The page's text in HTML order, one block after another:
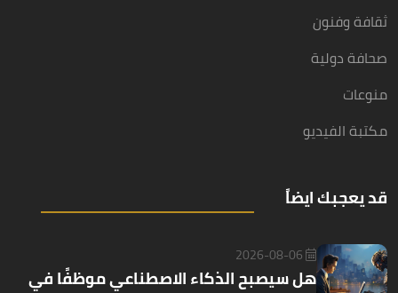
ثقافة وفنون
صحافة دولية
منوعات
مكتبة الفيديو
قد يعجبك ايضاً
2026-08-06
هل سيصبح الذكاء الاصطناعي موظفًا في